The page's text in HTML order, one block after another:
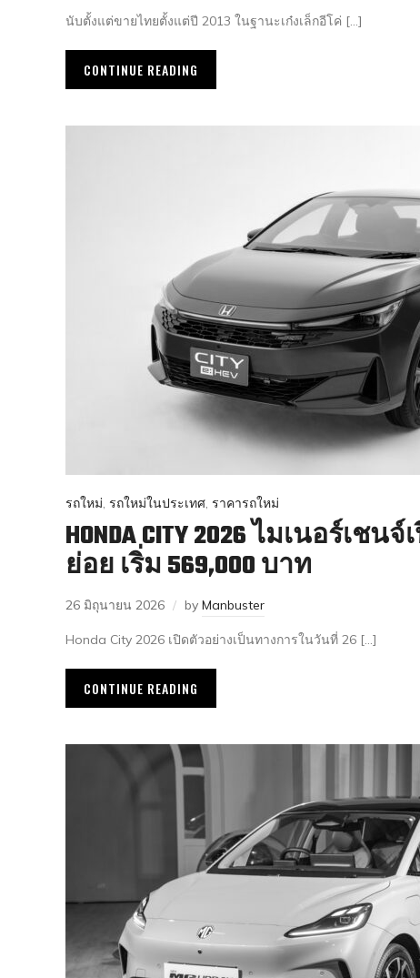
นับตั้งแต่ขายไทยตั้งแต่ปี 2013 ในฐานะเก๋งเล็กอีโค่ […]
CONTINUE READING
รถใหม่, รถใหม่ในประเทศ, ราคารถใหม่
HONDA CITY 2026 ไมเนอร์เชน
ย่อย เริ่ม 569,000 บาท
26 มิถุนายน 2026 by Manbuster
Honda City 2026 เปิดตัวอย่างเป็นทางการในวันที่ 26 […]
CONTINUE READING